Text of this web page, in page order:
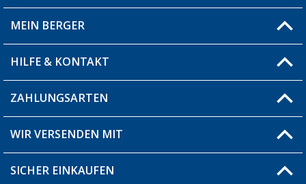
Filiale finden
MEIN BERGER
Blog
Produkttester
Über uns
HILFE & KONTAKT
Fragen & Antworten / FAQ
Versandinformationen
ZAHLUNGSARTEN
WIR VERSENDEN MIT
SICHER EINKAUFEN